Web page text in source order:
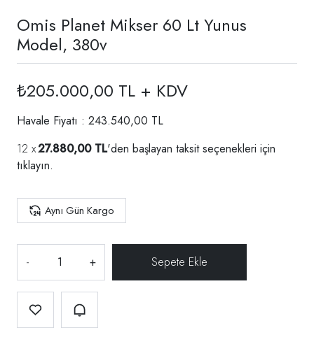
Omis Planet Mikser 60 Lt Yunus
Model, 380v
₺205.000,00 TL + KDV
Havale Fiyatı : 243.540,00 TL
27.880,00 TL'den başlayan taksit seçenekleri için
tıklayın.
Aynı Gün Kargo
- +